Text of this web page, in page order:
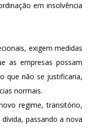
em insolvência
exigem medidas
as empresas possam
que não se justificaria,
normais.
regime, transitório,
passando a nova